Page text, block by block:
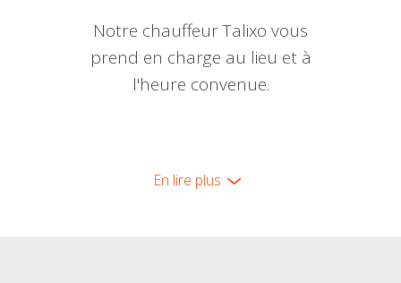
Notre chauffeur Talixo vous
prend en charge au lieu et à
l'heure convenue.
En lire plus